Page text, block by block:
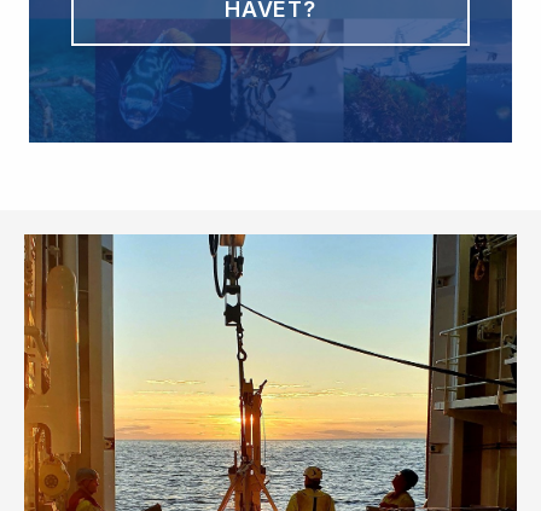
HAVET?